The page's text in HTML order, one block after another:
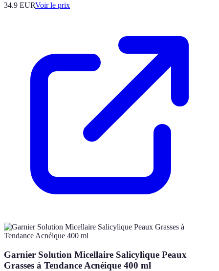
34.9 EURVoir le prix
Garnier Solution Micellaire Salicylique Peaux
Grasses à Tendance Acnéique 400 ml